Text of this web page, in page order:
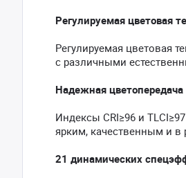
Регулируемая цветовая
Регулируемая цветовая
с различными
Надежная цветопередача
Индексы CRI≥96 и
ярким, качественным и в
21 динамических